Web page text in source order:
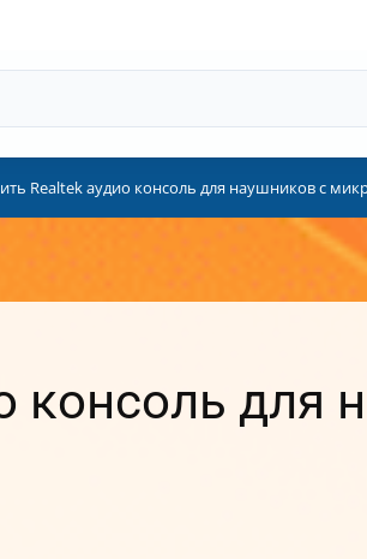
Realtek аудио консоль для наушников с
консоль для